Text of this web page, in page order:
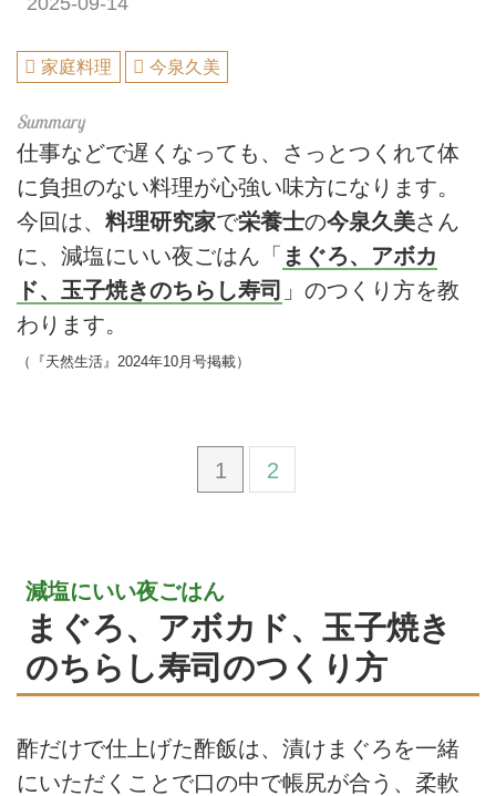
家庭料理 今泉久美
仕事などで遅くなっても、さっとつくれて体
に負担のない料理が心強い味方になります。
今回は、 料理研究家で栄養士の今泉久美さん
に、減塩にいい夜ごはん「 まぐろ、アボカ
ド、玉子焼きのちらし寿司 」のつくり方を教
わります。
（『天然生活』2024年10月号掲載）
1 2
減塩にいい夜ごはん
まぐろ、アボカド、玉子焼き
のちらし寿司のつくり方
酢だけで仕上げた酢飯は、漬けまぐろを一緒
にいただくことで口の中で帳尻が合う、柔軟